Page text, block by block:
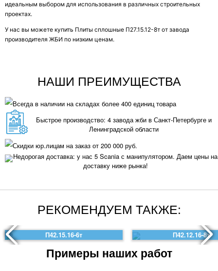
идеальным выбором для использования в различных строительных
проектах.
У нас вы можете купить Плиты сплошные П27.15.12-8т от завода
производителя ЖБИ по низким ценам.
НАШИ ПРЕИМУЩЕСТВА
Всегда в наличии на складах более 400 единиц товара
Быстрое производство: 4 завода жби в Санкт-Петербурге и
Ленинградской области
Скидки юр.лицам на заказ от 200 000 руб.
Недорогая доставка: у нас 5 Scania с манипулятором. Даем цены на
доставку ниже рынка!
РЕКОМЕНДУЕМ ТАКЖЕ:
П42.15.16-6т П42.12.16-8т
Примеры наших работ